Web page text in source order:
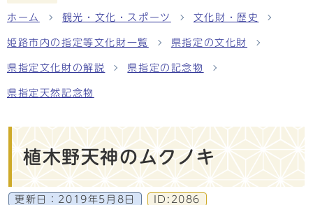
ホーム 観光・文化・スポーツ 文化財・歴史
姫路市内の指定等文化財一覧 県指定の文化財
県指定文化財の解説 県指定の記念物
県指定天然記念物
植木野天神のムクノキ
更新日： 2019年5月8日 ID:2086